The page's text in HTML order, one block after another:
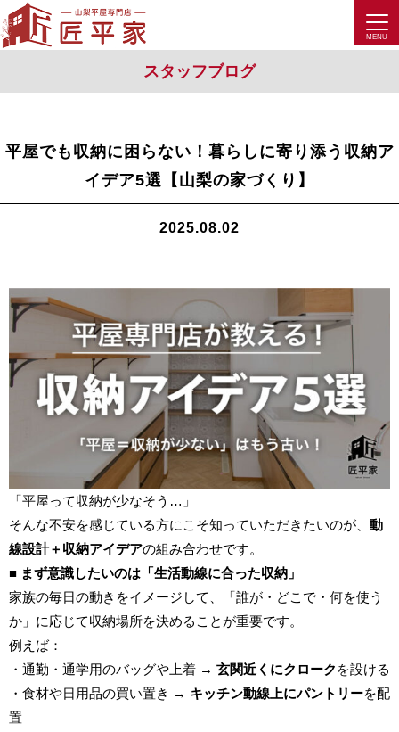
スタッフブログ
平屋でも収納に困らない！暮らしに寄り添う収納ア
イデア5選【山梨の家づくり】
2025.08.02
「平屋って収納が少なそう…」
そんな不安を感じている方にこそ知っていただきたいのが、 動
線設計＋収納アイデアの組み合わせです。
■ まず意識したいのは「生活動線に合った収納」
家族の毎日の動きをイメージして、「誰が・どこで・何を使う
か」に応じて収納場所を決めることが重要です。
例えば：
・通勤・通学用のバッグや上着 → 玄関近くにクローク を設ける
・食材や日用品の買い置き → キッチン動線上にパントリーを配
置